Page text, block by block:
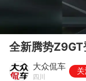
全新腾势
大众侃车
四川